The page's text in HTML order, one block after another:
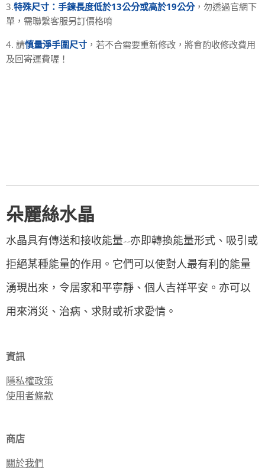
3.特殊尺寸：手鍊長度低於13公分或高於19公分，勿透過官網下
單，需聯繫客服另訂價格唷
4. 請慎量淨手圍尺寸 ，若不合需要重新修改，將會酌收修改費用
及回寄運費喔！
朵麗絲水晶
水晶具有傳送和接收能量--亦即轉換能量形式、吸引或
拒絕某種能量的作用。它們可以使對人最有利的能量
湧現出來，令居家和平寧靜、個人吉祥平安。亦可以
用來消災、治病、求財或祈求愛情。
資訊
隱私權政策
使用者條款
商店
關於我們